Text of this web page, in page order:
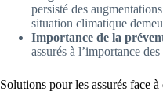
persisté des
situation climatique
Importance de la
assurés à l’importance
Solutions pour les assurés face à